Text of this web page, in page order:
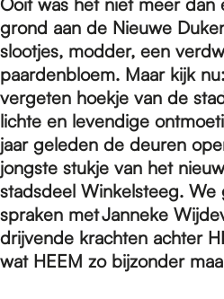
p
a
g
e
grond aan de Nieuwe
slootjes, modder, een
paardenbloem. Maar kijk
vergeten hoekje van de
lichte en levendige
jaar geleden de deuren
jongste stukje van het
stadsdeel Winkelsteeg. We
spraken met Janneke
drijvende krachten achter
wat HEEM zo bijzonder